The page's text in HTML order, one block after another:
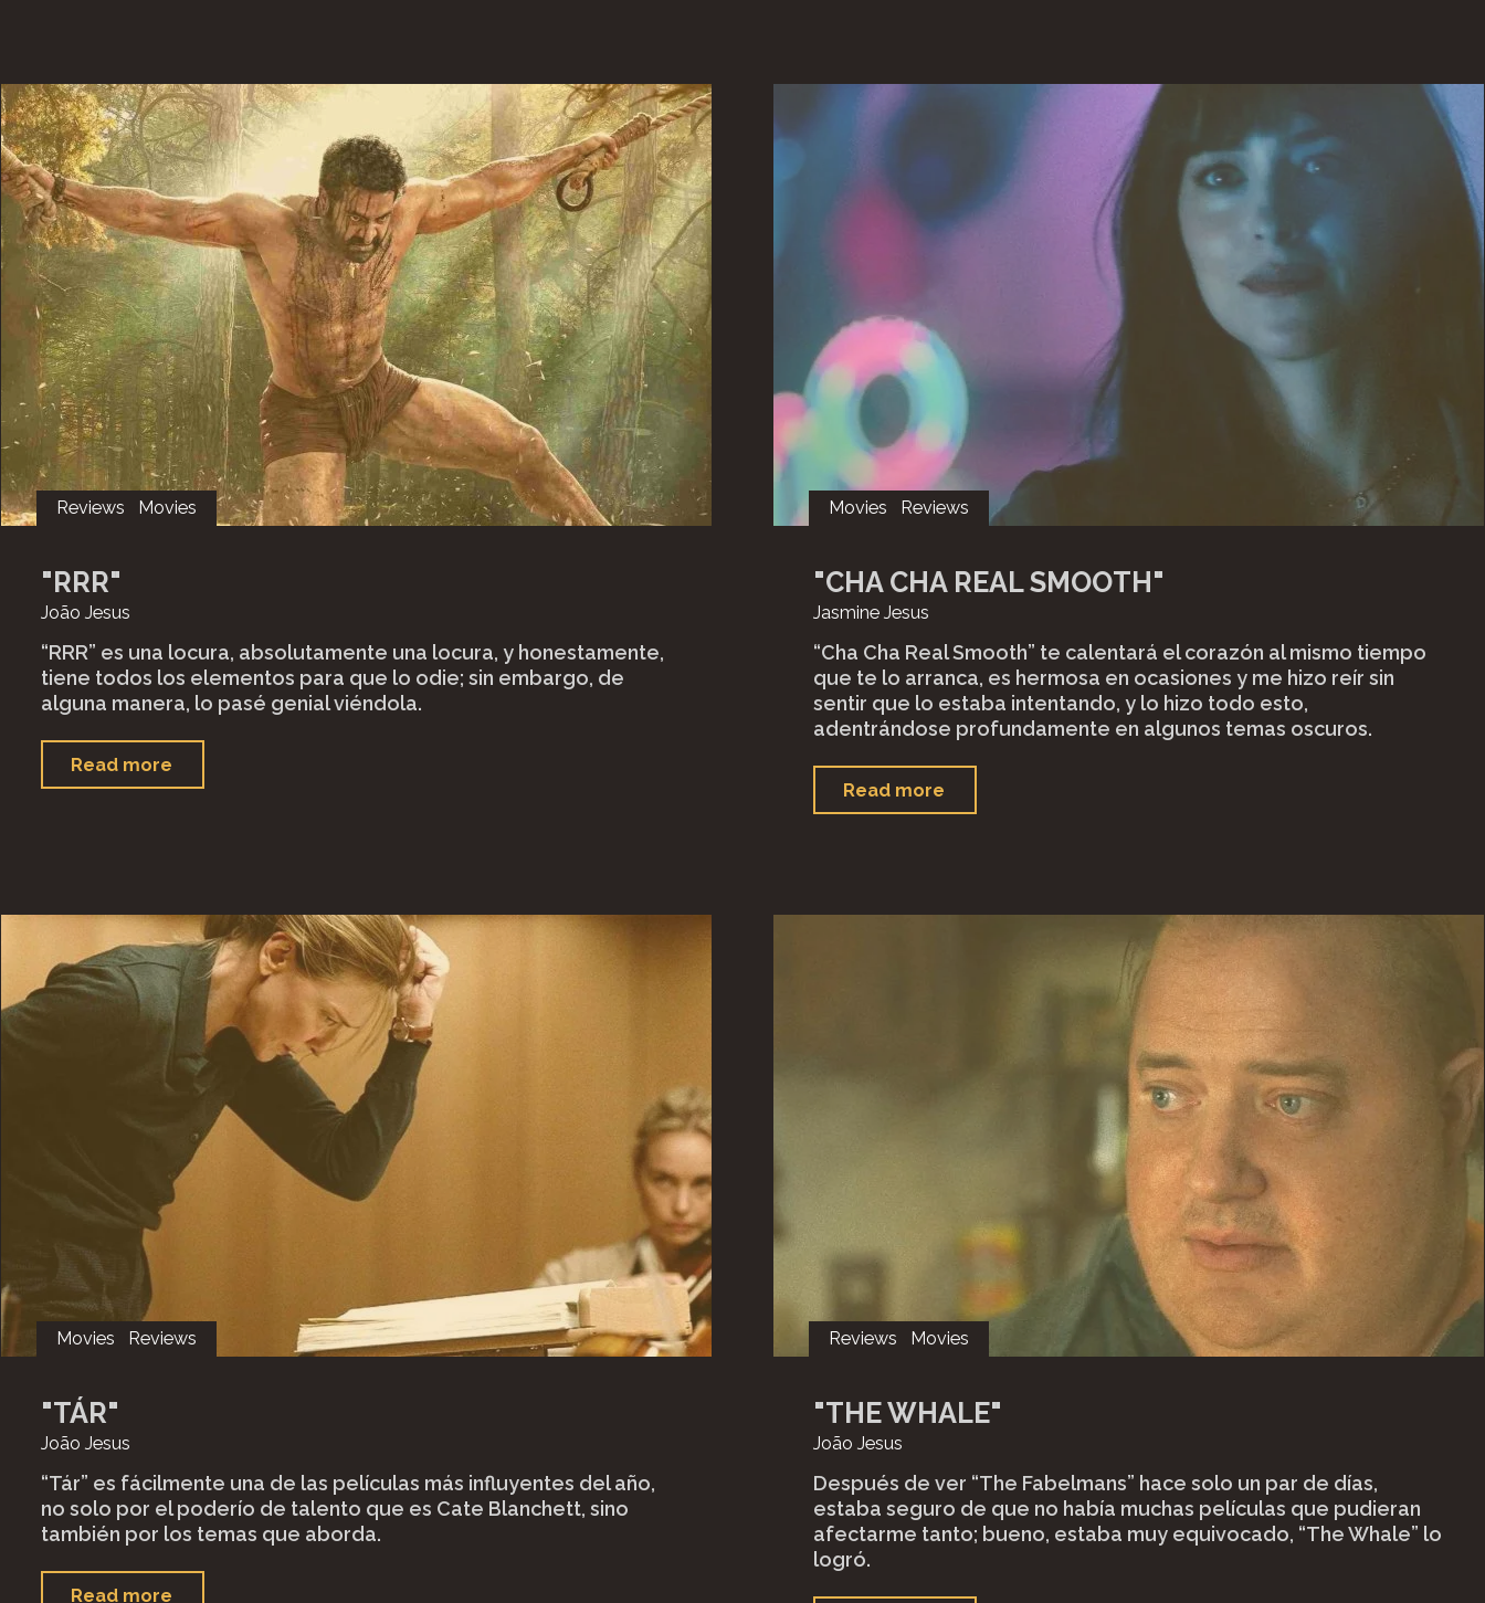
Reviews Movies
"RRR"
João Jesus
“RRR” es una locura, absolutamente una locura, y honestamente,
tiene todos los elementos para que lo odie; sin embargo, de
alguna manera, lo pasé genial viéndola.
Read more
Movies Reviews
"CHA CHA REAL SMOOTH"
Jasmine Jesus
“Cha Cha Real Smooth” te calentará el corazón al mismo tiempo
que te lo arranca, es hermosa en ocasiones y me hizo reír sin
sentir que lo estaba intentando, y lo hizo todo esto,
adentrándose profundamente en algunos temas oscuros.
Read more
Movies Reviews
"TÁR"
João Jesus
“Tár” es fácilmente una de las películas más influyentes del año,
no solo por el poderío de talento que es Cate Blanchett, sino
también por los temas que aborda.
Read more
Reviews Movies
"THE WHALE"
João Jesus
Después de ver “The Fabelmans” hace solo un par de días,
estaba seguro de que no había muchas películas que pudieran
afectarme tanto; bueno, estaba muy equivocado, “The Whale” lo
logró.